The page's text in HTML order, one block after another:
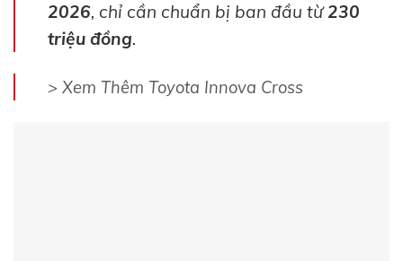
2026, chỉ cần chuẩn bị ban đầu từ230
triệu đồng.
> Xem Thêm Toyota Innova Cross